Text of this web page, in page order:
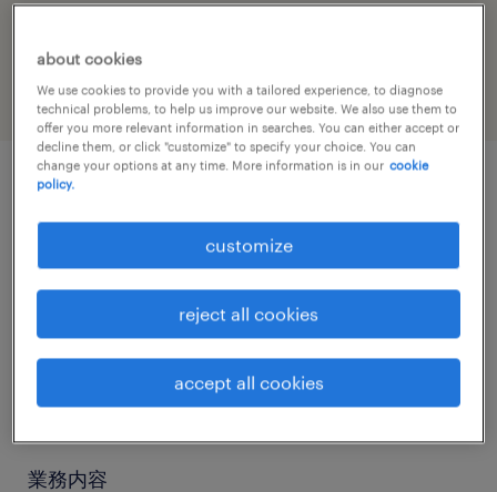
job category
warehousing & distribution
仕分け・ピッキング・梱包
長期（3ヶ月以上）
業務内容
about cookies
We use cookies to provide you with a tailored experience, to diagnose
technical problems, to help us improve our website. We also use them to
offer you more relevant information in searches. You can either accept or
decline them, or click "customize" to specify your choice. You can
change your options at any time. More information is in our cookie
policy.
customize
reject all cookies
accept all cookies